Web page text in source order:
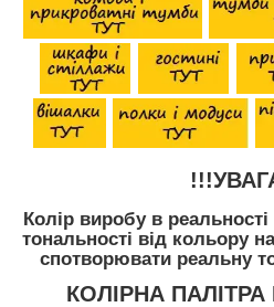
Колір виробу в
тональності від кольору
спотворювати реальну
КОЛІРНА ПАЛІТРА